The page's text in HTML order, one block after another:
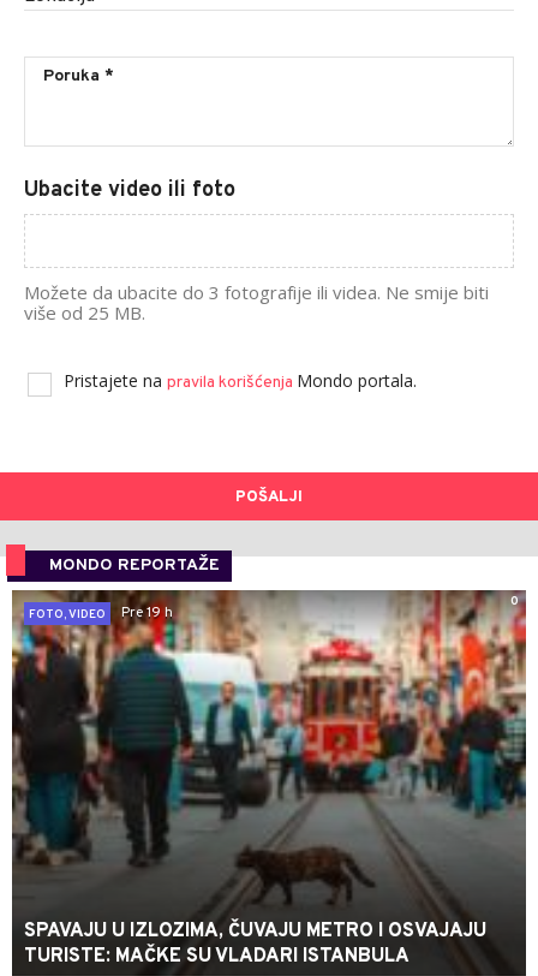
Ubacite video ili foto
Možete da ubacite do 3 fotografije ili videa. Ne smije biti
više od 25 MB.
Pristajete na pravila korišćenja Mondo portala.
POŠALJI
MONDO REPORTAŽE
0
FOTO, VIDEO
Pre 19 h
SPAVAJU U IZLOZIMA, ČUVAJU METRO I OSVAJAJU
TURISTE: MAČKE SU VLADARI ISTANBULA